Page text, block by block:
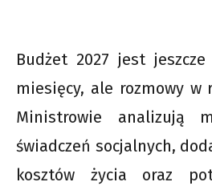
Budżet 2027 jest
miesięcy, ale rozmowy w
Ministrowie analizują
świadczeń socjalnych,
kosztów życia oraz